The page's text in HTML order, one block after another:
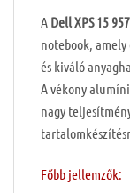
A Dell XPS 15
notebook, amely
és kiváló
A vékony
nagy
Főbb jellemzők: